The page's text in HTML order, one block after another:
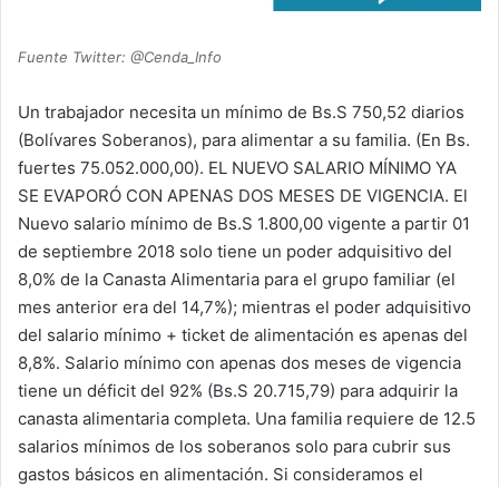
Fuente Twitter: @Cenda_Info
Un trabajador necesita un mínimo de Bs.S 750,52 diarios
(Bolívares Soberanos), para alimentar a su familia. (En Bs.
fuertes 75.052.000,00). EL NUEVO SALARIO MÍNIMO YA
SE EVAPORÓ CON APENAS DOS MESES DE VIGENCIA. El
Nuevo salario mínimo de Bs.S 1.800,00 vigente a partir 01
de septiembre 2018 solo tiene un poder adquisitivo del
8,0% de la Canasta Alimentaria para el grupo familiar (el
mes anterior era del 14,7%); mientras el poder adquisitivo
del salario mínimo + ticket de alimentación es apenas del
8,8%. Salario mínimo con apenas dos meses de vigencia
tiene un déficit del 92% (Bs.S 20.715,79) para adquirir la
canasta alimentaria completa. Una familia requiere de 12.5
salarios mínimos de los soberanos solo para cubrir sus
gastos básicos en alimentación. Si consideramos el